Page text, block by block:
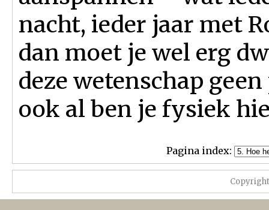
nacht, ieder jaar met
dan moet je wel erg
deze wetenschap
ook al ben je fysiek
Pagina index: